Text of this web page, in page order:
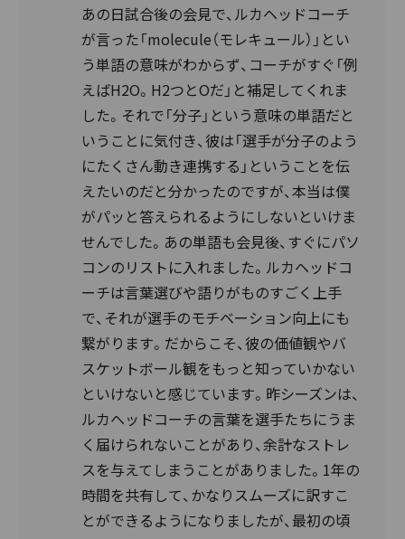
あの日試合後の会見で、ルカヘッドコーチ
が言った「molecule（モレキュール）」とい
う単語の意味がわからず、コーチがすぐ「例
えばH2O。H2つとOだ」と補足してくれま
した。それで「分子」という意味の単語だと
いうことに気付き、彼は「選手が分子のよう
にたくさん動き連携する」ということを伝
えたいのだと分かったのですが、本当は僕
がパッと答えられるようにしないといけま
せんでした。あの単語も会見後、すぐにパソ
コンのリストに入れました。ルカヘッドコ
ーチは言葉選びや語りがものすごく上手
で、それが選手のモチベーション向上にも
繋がります。だからこそ、彼の価値観やバ
スケットボール観をもっと知っていかない
といけないと感じています。昨シーズンは、
ルカヘッドコーチの言葉を選手たちにうま
く届けられないことがあり、余計なストレ
スを与えてしまうことがありました。1年の
時間を共有して、かなりスムーズに訳すこ
とができるようになりましたが、最初の頃